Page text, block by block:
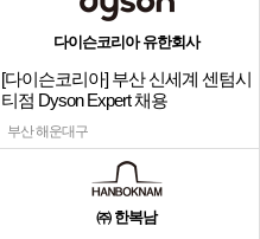
다이슨코리아 유한회사
[다이슨코리아] 부산 신세계 센텀시
티점 Dyson Expert 채용
부산 해운대구
㈜ 한복남